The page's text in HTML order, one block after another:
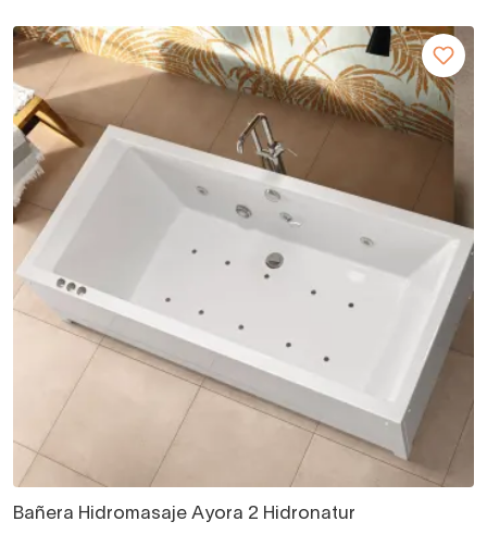
Bañera Hidromasaje Ayora 2 Hidronatur